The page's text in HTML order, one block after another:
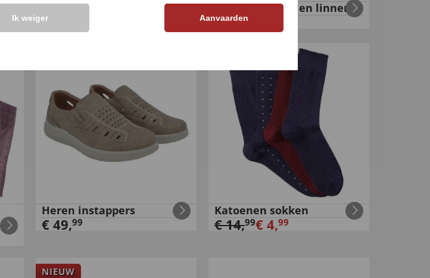
Pet van katoen en linnen
€19,99
Heren instappers
€ 49,99
Katoenen sokken
€14,99€ 4,99
NIEUW
Ik weiger Aanvaarden